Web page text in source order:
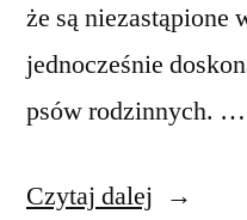
że są niezastąpione
jednocześnie
psów rodzinnych. …
Czytaj dalej „Wodołaz